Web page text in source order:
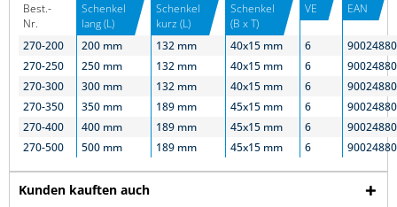
Best.-
Nr.
Schenkel
lang (L)
Schenkel
kurz (L)
Schenkel
(B x T)
VE EAN
270-200 200 mm 132 mm 40x15 mm 6
270-250
250 mm 132 mm 40x15 mm 6
270-300
300 mm 132 mm 40x15 mm 6
270-350
350 mm 189 mm 45x15 mm 6
270-400
400 mm 189 mm 45x15 mm 6
270-500
500 mm 189 mm 45x15 mm 6
Kunden kauften auch